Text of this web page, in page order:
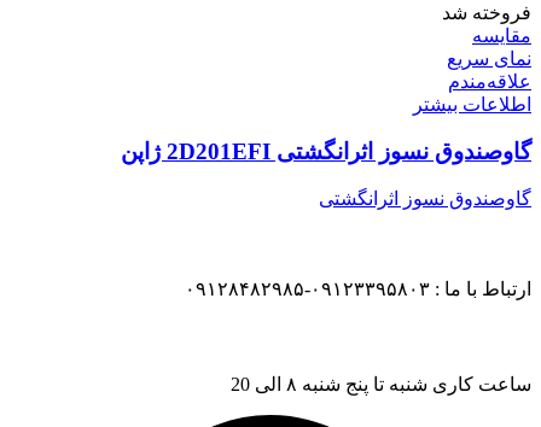
فروخته شد
مقایسه
نمای سریع
علاقه‌مندم
اطلاعات بیشتر
گاوصندوق نسوز اثرانگشتی 2D201EFI ژاپن
گاوصندوق نسوز اثرانگشتی
ارتباط با ما : ۰۹۱۲۳۳۹۵۸۰۳-۰۹۱۲۸۴۸۲۹۸۵
ساعت کاری شنبه تا پنج شنبه ۸ الی 20